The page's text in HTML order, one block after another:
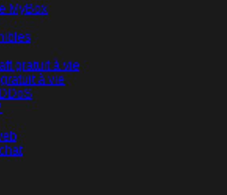
MyBox
gratuit à vie
à vie